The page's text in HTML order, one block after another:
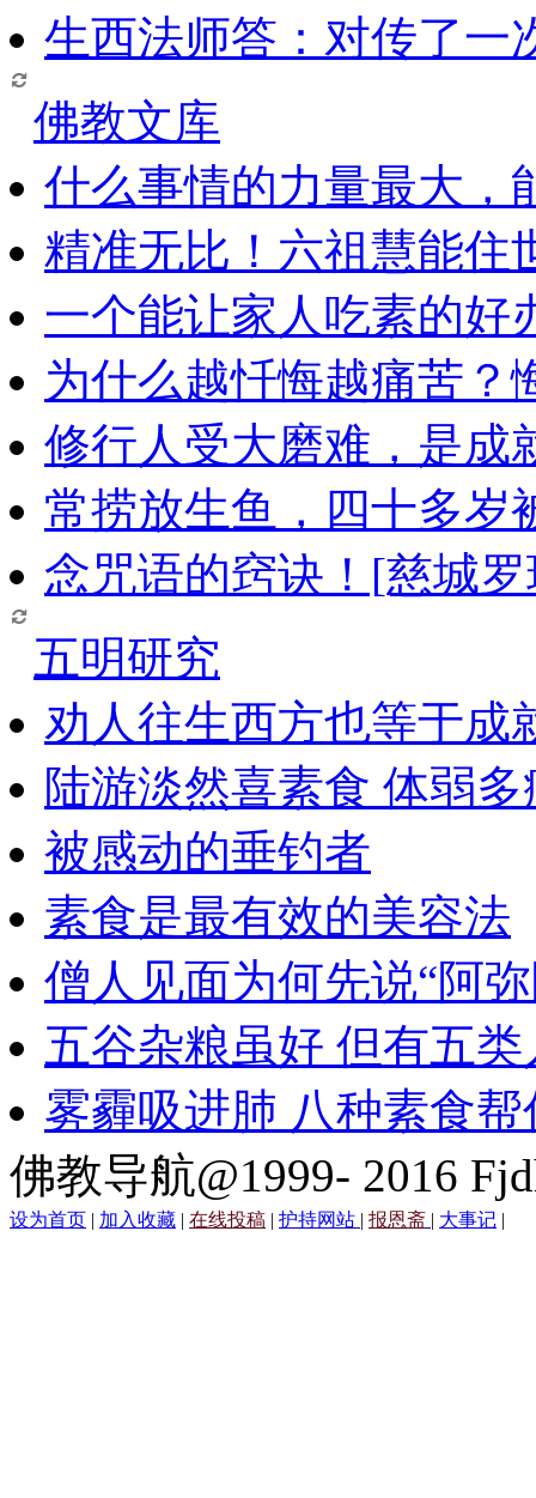
生西法师答：对传了一
佛教文库
什么事情的力量最大，
精准无比！六祖慧能住
一个能让家人吃素的好
为什么越忏悔越痛苦？
修行人受大磨难，是成
常捞放生鱼，四十多岁
念咒语的窍诀！[慈城
五明研究
劝人往生西方也等于成
陆游淡然喜素食 体弱
被感动的垂钓者
素食是最有效的美容法
僧人见面为何先说“阿
五谷杂粮虽好 但有五
雾霾吸进肺 八种素食帮
佛教导航@1999- 2016
设为首页 | 加入收藏 | 在线投稿 | 护持网站 | 报恩斋 | 大事记 |